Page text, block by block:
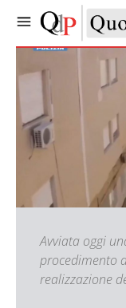
Avviata oggi
procedimento
realizzazione